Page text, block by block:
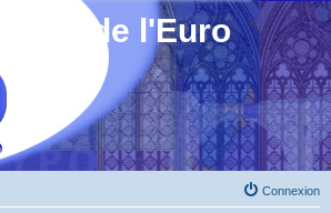
de l'Euro
Connexion